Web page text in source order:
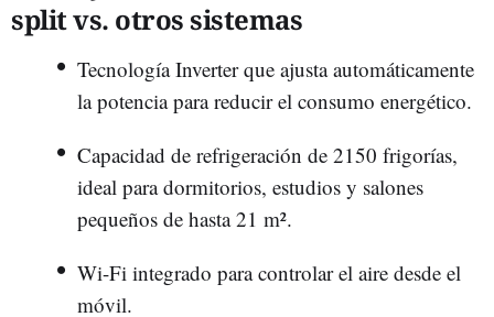
split vs. otros sistemas
Tecnología Inverter que ajusta automáticamente
la potencia para reducir el consumo energético.
Capacidad de refrigeración de 2150 frigorías,
ideal para dormitorios, estudios y salones
pequeños de hasta 21 m².
Wi-Fi integrado para controlar el aire desde el
móvil.